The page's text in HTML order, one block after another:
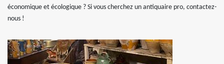
économique et écologique ? Si vous cherchez un antiquaire pro, contactez-
nous !